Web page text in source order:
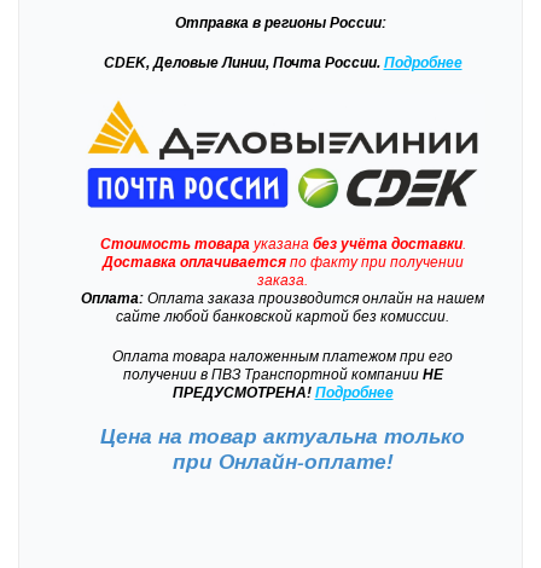
Отправка в регионы России:
CDEK, Деловые Линии, Почта России. Подробнее
Стоимость товарауказана без учёта доставки.
Доставкаоплачиваетсяпо факту при получении
заказа.
Оплата: Оплата заказа производится онлайн на нашем
сайте любой банковской картой без комиссии.
Оплата товара наложенным платежом при его
получении в ПВЗ Транспортной компанииНЕ
ПРЕДУСМОТРЕНА! Подробнее
Цена на товар актуальна только
при Онлайн-оплате!